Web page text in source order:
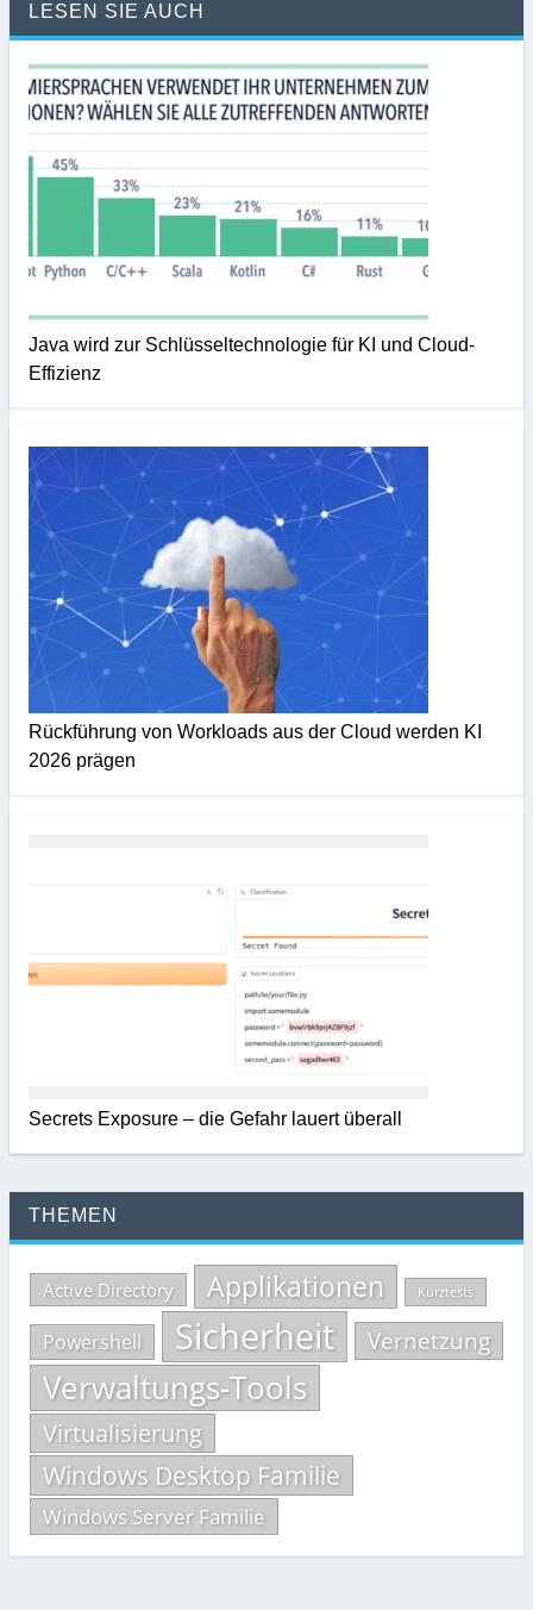
LESEN SIE AUCH
Java wird zur Schlüsseltechnologie für KI und Cloud-
Effizienz
Rückführung von Workloads aus der Cloud werden KI
2026 prägen
Secrets Exposure – die Gefahr lauert überall
THEMEN
Active Directory Applikationen Kurztests
Powershell Sicherheit Vernetzung
Verwaltungs-Tools
Virtualisierung
Windows Desktop Familie
Windows Server Familie